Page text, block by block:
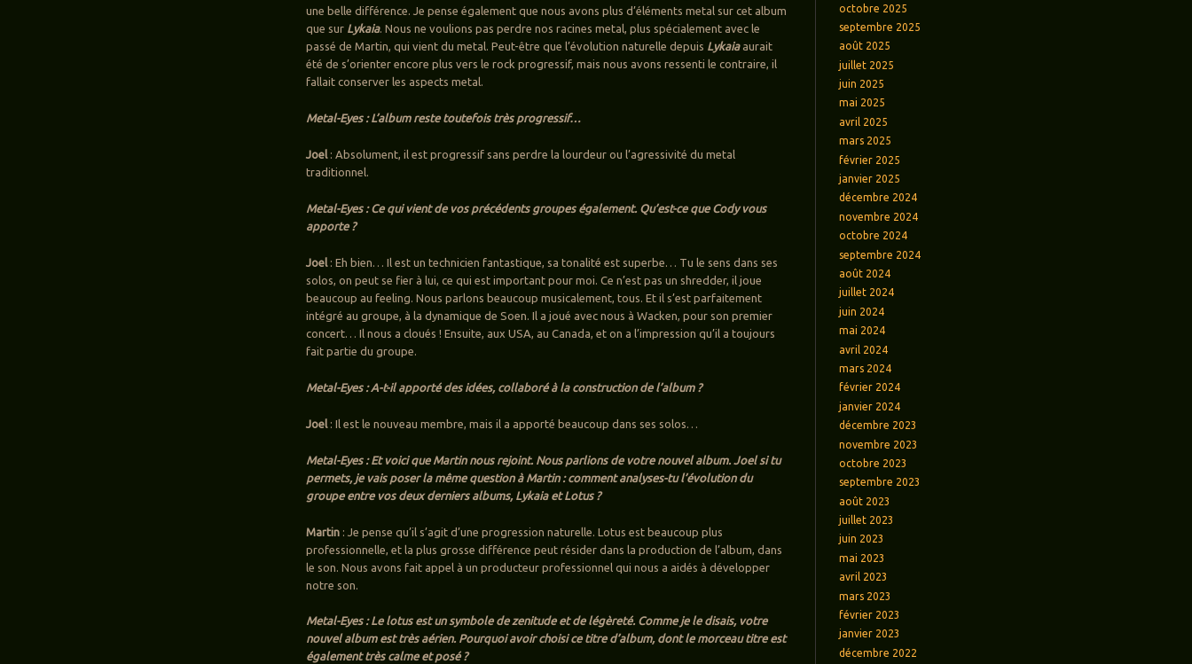
une belle différence. Je pense également que nous avons plus d’éléments metal sur cet album
que sur Lykaia. Nous ne voulions pas perdre nos racines metal, plus spécialement avec le
passé de Martin, qui vient du metal. Peut-être que l’évolution naturelle depuis Lykaiaaurait
été de s’orienter encore plus vers le rock progressif, mais nous avons ressenti le contraire, il
fallait conserver les aspects metal.
Metal-Eyes : L’album reste toutefois très progressif…
Joel : Absolument, il est progressif sans perdre la lourdeur ou l’agressivité du metal
traditionnel.
Metal-Eyes : Ce qui vient de vos précédents groupes également. Qu’est-ce que Cody vous
apporte ?
Joel : Eh bien… Il est un technicien fantastique, sa tonalité est superbe… Tu le sens dans ses
solos, on peut se fier à lui, ce qui est important pour moi. Ce n’est pas un shredder, il joue
beaucoup au feeling. Nous parlons beaucoup musicalement, tous. Et il s’est parfaitement
intégré au groupe, à la dynamique de Soen. Il a joué avec nous à Wacken, pour son premier
concert… Il nous a cloués ! Ensuite, aux USA, au Canada, et on a l’impression qu’il a toujours
fait partie du groupe.
Metal-Eyes : A-t-il apporté des idées, collaboré à la construction de l’album ?
Joel : Il est le nouveau membre, mais il a apporté beaucoup dans ses solos…
Metal-Eyes : Et voici que Martin nous rejoint. Nous parlions de votre nouvel album. Joel si tu
permets, je vais poser la même question à Martin : comment analyses-tu l’évolution du
groupe entre vos deux derniers albums, Lykaia et Lotus ?
Martin : Je pense qu’il s’agit d’une progression naturelle. Lotus est beaucoup plus
professionnelle, et la plus grosse différence peut résider dans la production de l’album, dans
le son. Nous avons fait appel à un producteur professionnel qui nous a aidés à développer
notre son.
Metal-Eyes : Le lotus est un symbole de zenitude et de légèreté. Comme je le disais, votre
nouvel album est très aérien. Pourquoi avoir choisi ce titre d’album, dont le morceau titre est
également très calme et posé ?
octobre 2025
septembre 2025
août 2025
juillet 2025
juin 2025
mai 2025
avril 2025
mars 2025
février 2025
janvier 2025
décembre 2024
novembre 2024
octobre 2024
septembre 2024
août 2024
juillet 2024
juin 2024
mai 2024
avril 2024
mars 2024
février 2024
janvier 2024
décembre 2023
novembre 2023
octobre 2023
septembre 2023
août 2023
juillet 2023
juin 2023
mai 2023
avril 2023
mars 2023
février 2023
janvier 2023
décembre 2022